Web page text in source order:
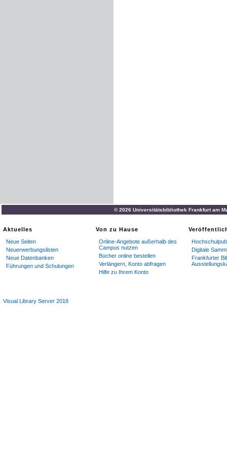
© 2026 Universitätsbibliothek Frankfurt am
Aktuelles
Neue Seiten
Neuerwerbungslisten
Neue Datenbanken
Führungen und Schulungen
Von zu Hause
Online-Angebote außerhalb des
Campus nutzen
Bücher online bestellen
Verlängern, Konto abfragen
Hilfe zu Ihrem Konto
Digitale
Frankfurter
Visual Library Server 2018